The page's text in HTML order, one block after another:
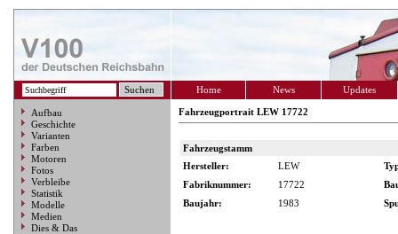
Home News Updates
Aufbau
Geschichte
Varianten
Farben
Motoren
Fotos
Verbleibe
Statistik
Modelle
Medien
Dies & Das
Fahrzeugportrait LEW 17722
Fahrzeugstamm
Hersteller:
LEW
Fabriknummer:
17722
Baujahr:
1983